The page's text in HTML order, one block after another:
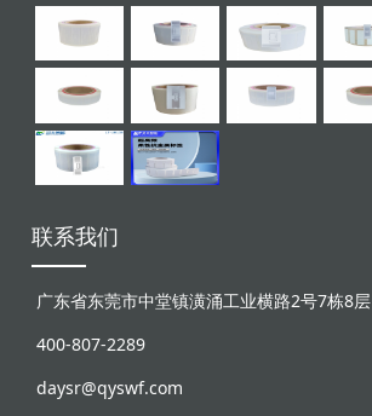
联系我们
广东省东莞市中堂镇潢涌工业横路2号7栋8层
400-807-2289
daysr@qyswf.com